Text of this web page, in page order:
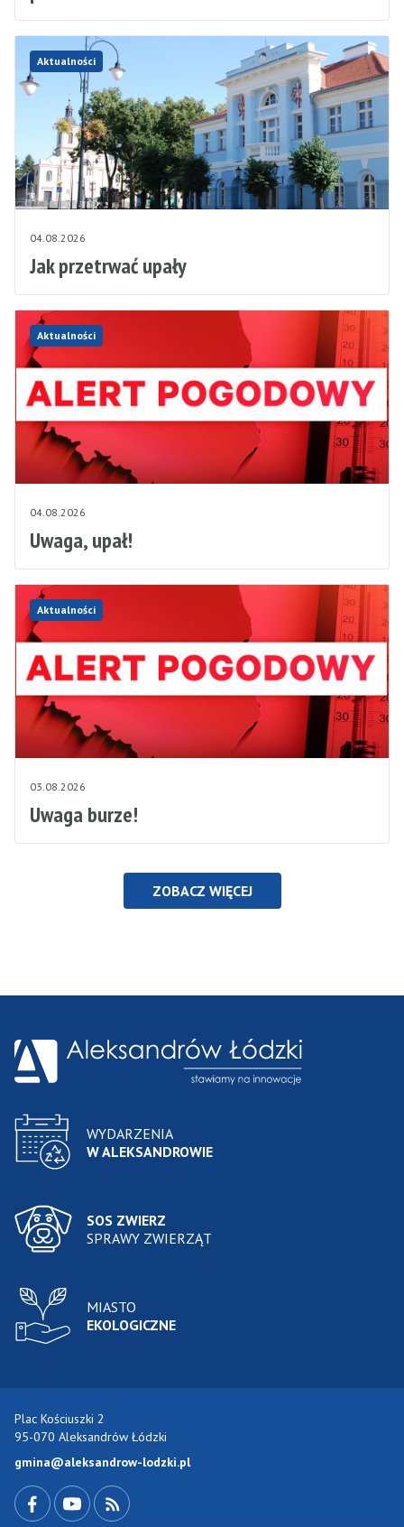
Aktualności
04.08.2026
Jak przetrwać upały
Aktualności
04.08.2026
Uwaga, upał!
Aktualności
03.08.2026
Uwaga burze!
ZOBACZ WIĘCEJ
WYDARZENIA
W ALEKSANDROWIE
SOS ZWIERZ
SPRAWY ZWIERZĄT
MIASTO
EKOLOGICZNE
Plac Kościuszki 2
95-070 Aleksandrów Łódzki
gmina@aleksandrow-lodzki.pl